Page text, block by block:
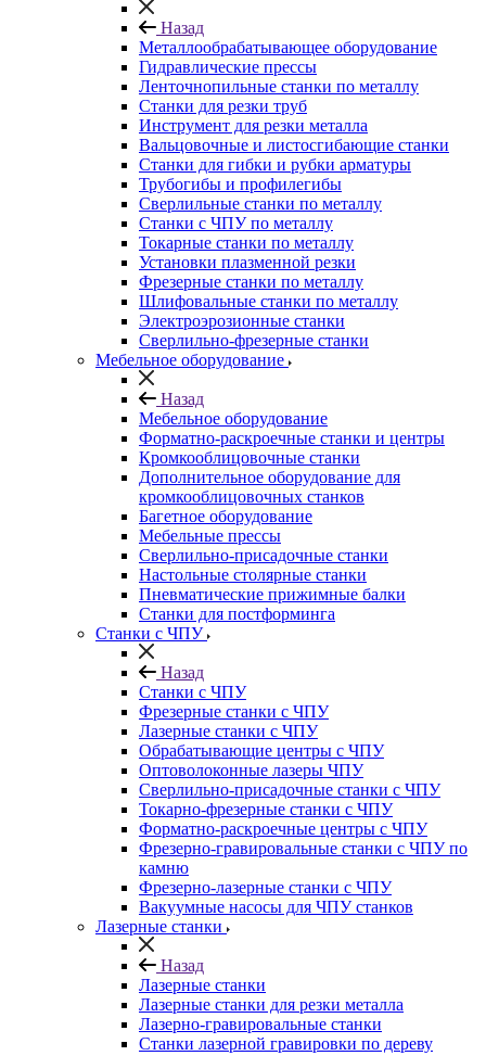
Назад
Металлообрабатывающее оборудование
Гидравлические прессы
Ленточнопильные станки по металлу
Станки для резки труб
Инструмент для резки металла
Вальцовочные и листосгибающие станки
Станки для гибки и рубки арматуры
Трубогибы и профилегибы
Сверлильные станки по металлу
Станки с ЧПУ по металлу
Токарные станки по металлу
Установки плазменной резки
Фрезерные станки по металлу
Шлифовальные станки по металлу
Электроэрозионные станки
Сверлильно-фрезерные станки
Мебельное оборудование
Назад
Мебельное оборудование
Форматно-раскроечные станки и центры
Кромкооблицовочные станки
Дополнительное оборудование для
кромкооблицовочных станков
Багетное оборудование
Мебельные прессы
Сверлильно-присадочные станки
Настольные столярные станки
Пневматические прижимные балки
Станки для постформинга
Станки с ЧПУ
Назад
Станки с ЧПУ
Фрезерные станки с ЧПУ
Лазерные станки с ЧПУ
Обрабатывающие центры с ЧПУ
Оптоволоконные лазеры ЧПУ
Сверлильно-присадочные станки с ЧПУ
Токарно-фрезерные станки с ЧПУ
Форматно-раскроечные центры с ЧПУ
Фрезерно-гравировальные станки с ЧПУ по
камню
Фрезерно-лазерные станки с ЧПУ
Вакуумные насосы для ЧПУ станков
Лазерные станки
Назад
Лазерные станки
Лазерные станки для резки металла
Лазерно-гравировальные станки
Станки лазерной гравировки по дереву